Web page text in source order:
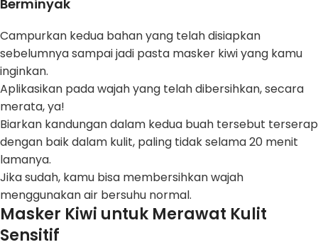
Berminyak
Campurkan kedua bahan yang telah disiapkan
sebelumnya sampai jadi pasta masker kiwi yang kamu
inginkan.
Aplikasikan pada wajah yang telah dibersihkan, secara
merata, ya!
Biarkan kandungan dalam kedua buah tersebut terserap
dengan baik dalam kulit, paling tidak selama 20 menit
lamanya.
Jika sudah, kamu bisa membersihkan wajah
menggunakan air bersuhu normal.
Masker Kiwi untuk Merawat Kulit
Sensitif